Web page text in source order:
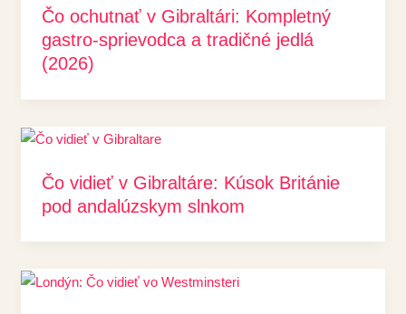
Čo ochutnať v Gibraltári: Kompletný
gastro-sprievodca a tradičné jedlá
(2026)
Čo vidieť v Gibraltáre: Kúsok Británie
pod andalúzskym slnkom